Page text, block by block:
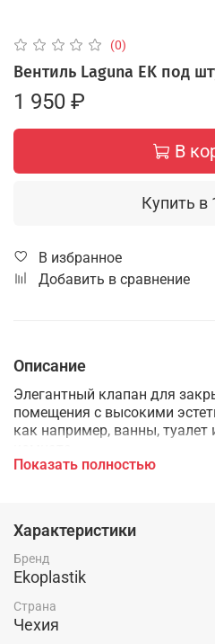
(0)
Вентиль Laguna EK под
1 950 ₽
В
Купить в
В избранное
Добавить в сравнение
Описание
Элегантный клапан для
помещения с высокими
как например, ванны,
Показать полностью
Характеристики
Бренд
Ekoplastik
Страна
Чехия